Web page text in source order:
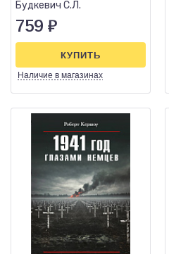
Будкевич С.Л.
759 ₽
Наличие в магазинах
КУПИТЬ